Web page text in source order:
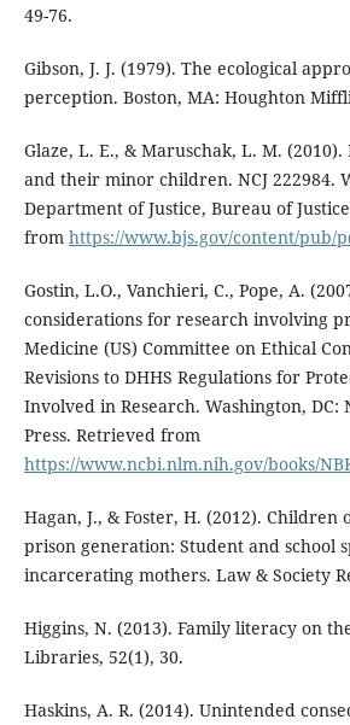
49-76.
Gibson, J. J. (1979). The ecological
perception. Boston, MA: Houghton
Glaze, L. E., & Maruschak, L. M.
and their minor children. NCJ 222984.
Department of Justice, Bureau of
from https://www.bjs.gov/content/pub/
Gostin, L.O., Vanchieri, C., Pope, A.
considerations for research involving
Medicine (US) Committee on Ethical
Revisions to DHHS Regulations for
Involved in Research. Washington, DC:
Press. Retrieved from
https://www.ncbi.nlm.nih.gov/books/
Hagan, J., & Foster, H. (2012). Children
prison generation: Student and school
incarcerating mothers. Law & Society
Higgins, N. (2013). Family literacy on
Libraries, 52(1), 30.
Haskins, A. R. (2014). Unintended